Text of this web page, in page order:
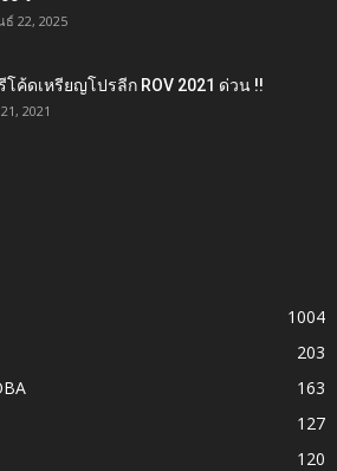
22, 2025
โค้ดเหรียญโปรลีก ROV 2021 ด่วน !!
2021
1004
203
163
127
120